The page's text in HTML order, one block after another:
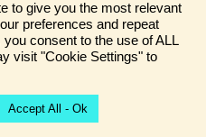
pas de laisser un
aider la communauté ♡
.
to give you the most relevant
preferences and repeat
consent to the use of ALL
visit "Cookie Settings" to
Accept All - Ok